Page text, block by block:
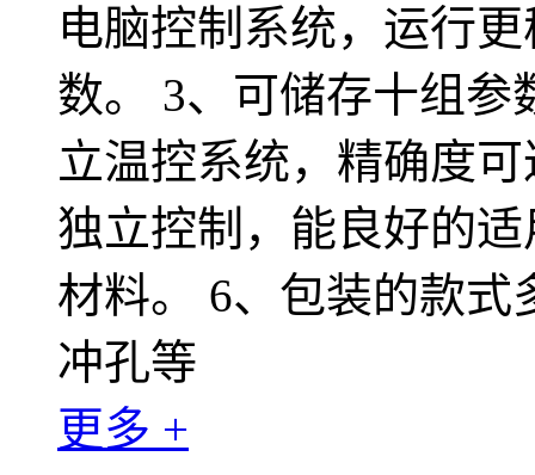
电脑控制系统，运行
数。 3、可储存十组参
立温控系统，精确度
独立控制，能良好的
材料。 6、包装的款
冲孔等
更多 +